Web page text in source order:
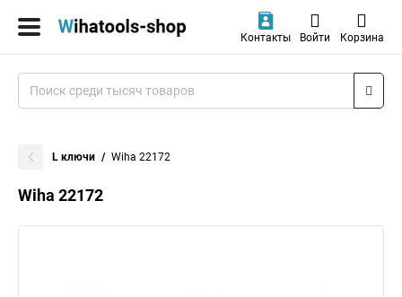
Контакты Войти Корзина
L ключи Wiha 22172
Wiha 22172